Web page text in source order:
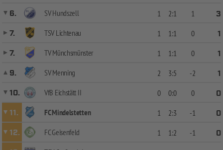
6.
SV Hundszell 1 2:1 1
3
7.
TSV Lichtenau 1 1:1 0
1
7.
TV Münchsmünster 1 1:1 0
1
9.
SV Menning 2 3:5 -2
1
10.
VfB Eichstätt II 0 0:0 0
0
11.
FC Mindelstetten 1 2:3 -1
0
12.
FC Geisenfeld 1 1:2 -1
0